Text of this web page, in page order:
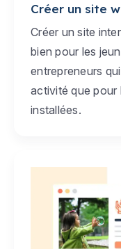
Créer un site
Créer un site
bien pour les
entrepreneurs
activité que pour
installées.